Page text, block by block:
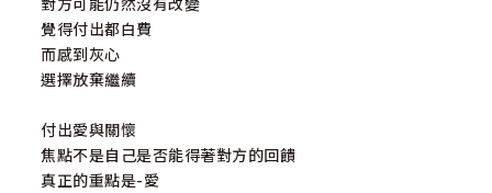
覺得付出都白費
而感到灰心
選擇放棄繼續
付出愛與關懷
焦點不是自己是否能得著對方的回饋
真正的重點是-愛